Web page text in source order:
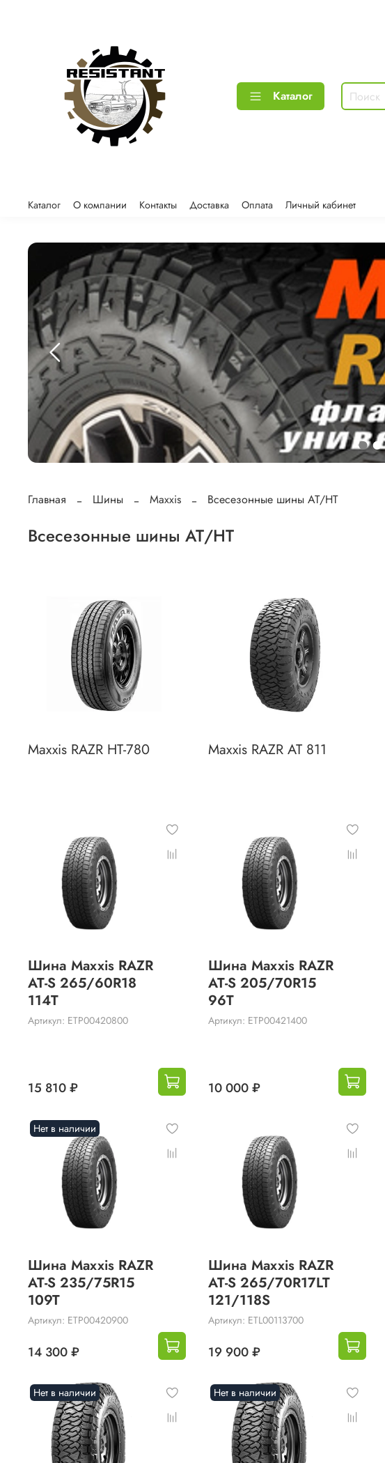
Каталог
Каталог О компании Контакты Доставка Оплата Личный кабинет
Главная Шины Maxxis Всесезонные шины АТ/HT
Всесезонные шины АТ/HT
Maxxis RAZR HT-780 Maxxis RAZR AT 811
Шина Maxxis RAZR
AT-S 265/60R18
114T
Артикул: ETP00420800
15 810 ₽
Шина Maxxis RAZR
AT-S 205/70R15
96T
Артикул: ETP00421400
10 000 ₽
Нет в наличии
Шина Maxxis RAZR
AT-S 235/75R15
109T
Артикул: ETP00420900
14 300 ₽
Шина Maxxis RAZR
AT-S 265/70R17LT
121/118S
Артикул: ETL00113700
19 900 ₽
Нет в наличии Нет в наличии